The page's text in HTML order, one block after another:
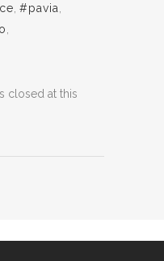
#pavia
closed at this